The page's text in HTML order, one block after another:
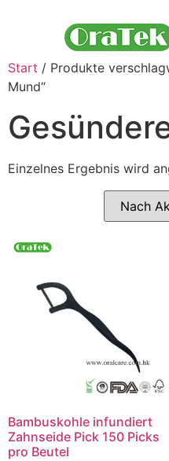
Start / Produkte
Mund“
Einzelnes Ergebnis wird
Bambuskohle infundiert
Zahnseide Pick 150 Picks
pro Beutel